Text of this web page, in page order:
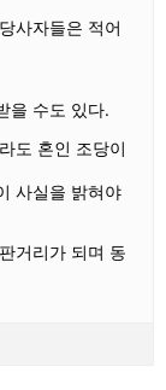
사자들은 적어
을 수도 있다.
도 혼인 조당이
사실을 밝혀야
거리가 되며 동